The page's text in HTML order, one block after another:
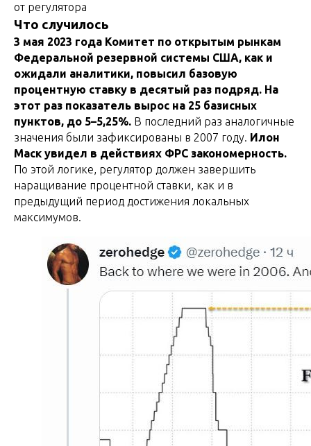
от регулятора
Что случилось
3 мая 2023 года Комитет по открытым рынкам
Федеральной резервной системы США, как и
ожидали аналитики, повысил базовую
процентную ставку в десятый раз подряд. На
этот раз показатель вырос на 25 базисных
пунктов, до 5–5,25%. В последний раз аналогичные
значения были зафиксированы в 2007 году. Илон
Маск увидел в действиях ФРС закономерность.
По этой логике, регулятор должен завершить
наращивание процентной ставки, как и в
предыдущий период достижения локальных
максимумов.